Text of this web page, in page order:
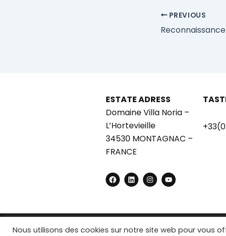
PREVIOUS
ESTATE ADRESS
Domaine Villa Noria –
L’Hortevieille
34530 MONTAGNAC –
FRANCE
F
a
c
o
o
L
i
n
d
i
n
I
n
s
g
r
a
m
Y
o
u
b
e
Nous utilisons des cookies sur notre site web pour vous